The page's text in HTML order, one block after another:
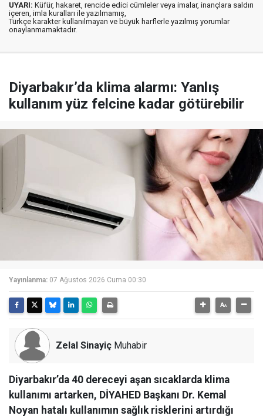
UYARI: Küfür, hakaret, rencide edici cümleler veya imalar, inançlara saldırı
içeren, imla kuralları ile yazılmamış,
Türkçe karakter kullanılmayan ve büyük harflerle yazılmış yorumlar
onaylanmamaktadır.
Diyarbakır’da klima alarmı: Yanlış
kullanım yüz felcine kadar götürebilir
Yayınlanma: 07 Ağustos 2026 Cuma 00:30
Zelal Sinayiç Muhabir
Diyarbakır’da 40 dereceyi aşan sıcaklarda klima
kullanımı artarken, DİYAHED Başkanı Dr. Kemal
Noyan hatalı kullanımın sağlık risklerini artırdığı